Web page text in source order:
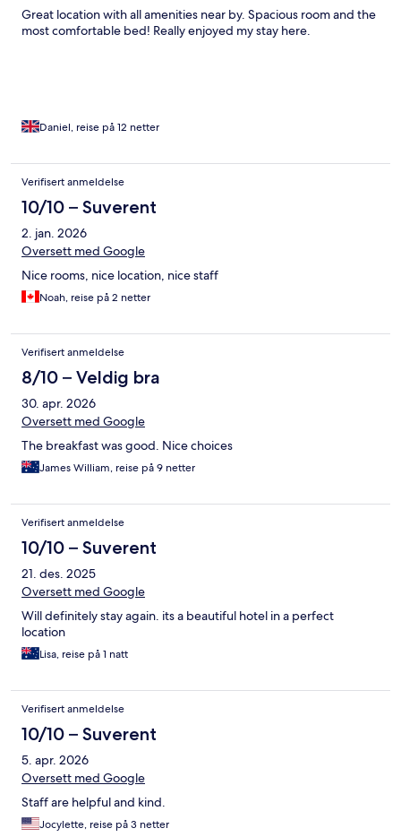
Great location with all amenities near by. Spacious room and the
most comfortable bed! Really enjoyed my stay here.
Daniel, reise på 12 netter
Verifisert anmeldelse
10/10 – Suverent
2. jan. 2026
Oversett med Google
Nice rooms, nice location, nice staff
Noah, reise på 2 netter
Verifisert anmeldelse
8/10 – Veldig bra
30. apr. 2026
Oversett med Google
The breakfast was good. Nice choices
James William, reise på 9 netter
Verifisert anmeldelse
10/10 – Suverent
21. des. 2025
Oversett med Google
Will definitely stay again. its a beautiful hotel in a perfect
location
Lisa, reise på 1 natt
Verifisert anmeldelse
10/10 – Suverent
5. apr. 2026
Oversett med Google
Staff are helpful and kind.
Jocylette, reise på 3 netter